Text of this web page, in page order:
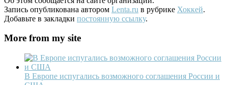
Запись опубликована автором Lenta.ru в рубрике Хоккей.
Добавьте в закладки постоянную ссылку.
More from my site
В Европе испугались возможного соглашения России и